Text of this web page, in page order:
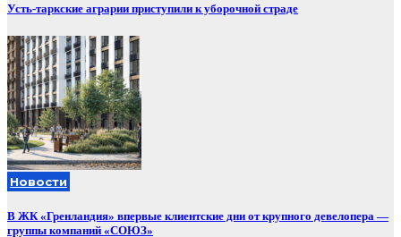
Усть-таркские аграрии приступили к уборочной страде
Новости
В ЖК «Гренландия» впервые клиентские дни от крупного девелопера —
группы компаний «СОЮЗ»